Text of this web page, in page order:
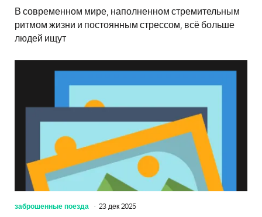
В современном мире, наполненном стремительным
ритмом жизни и постоянным стрессом, всё больше
людей ищут
заброшенные поезда 23 дек 2025